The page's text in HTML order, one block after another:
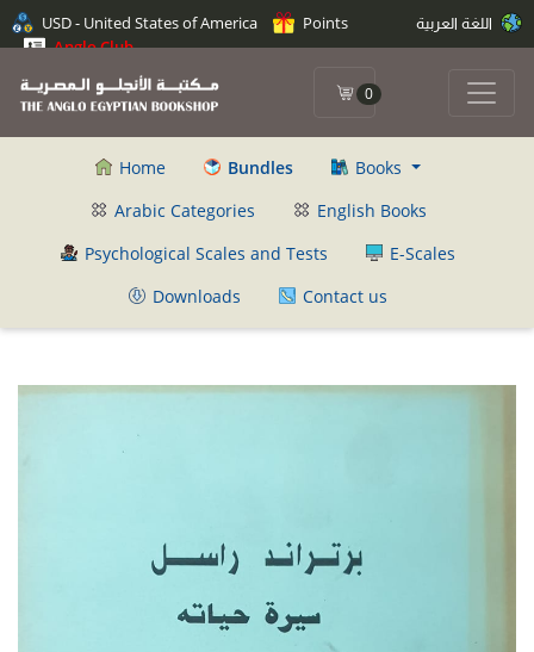
USD - United States of America
Points
Anglo Club
0
Home Bundles
Books
Arabic Categories
English Books
Psychological Scales and Tests
E-Scales
Downloads
Contact us